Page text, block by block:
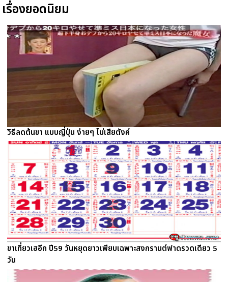
เรื่องยอดนิยม
วิธีลดต้นขา แบบญี่ปุ่น ง่ายๆ ไม่เสียตังค์
ขาเที่ยวเฮอีก ปี59 วันหยุดยาวเพียบเฉพาะสงกรานต์ฟาดรวดเดียว 5
วัน